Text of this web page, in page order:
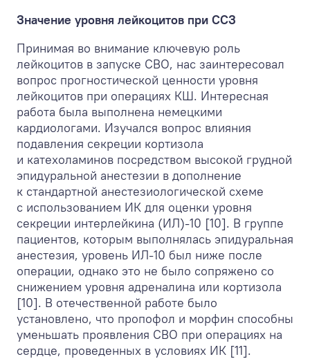
Значение уровня лейкоцитов при ССЗ
Принимая во внимание ключевую роль
лейкоцитов в запуске СВО, нас заинтересовал
вопрос прогностической ценности уровня
лейкоцитов при операциях КШ. Интересная
работа была выполнена немецкими
кардиологами. Изучался вопрос влияния
подавления секреции кортизола
и катехоламинов посредством высокой грудной
эпидуральной анестезии в дополнение
к стандартной анестезиологической схеме
с использованием ИК для оценки уровня
секреции интерлейкина (ИЛ)-10 [10]. В группе
пациентов, которым выполнялась эпидуральная
анестезия, уровень ИЛ-10 был ниже после
операции, однако это не было сопряжено со
снижением уровня адреналина или кортизола
[10]. В отечественной работе было
установлено, что пропофол и морфин способны
уменьшать проявления СВО при операциях на
сердце, проведенных в условиях ИК [11].